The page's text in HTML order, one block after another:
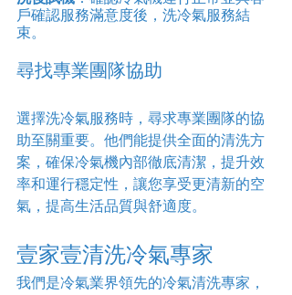
戶確認服務滿意度後，洗冷氣服務結
束。
尋找專業團隊協助
選擇洗冷氣服務時，尋求專業團隊的協
助至關重要。他們能提供全面的清洗方
案，確保冷氣機內部徹底清潔，提升效
率和運行穩定性，讓您享受更清新的空
氣，提高生活品質與舒適度。
壹家壹清洗冷氣專家
我們是冷氣業界領先的冷氣清洗專家，